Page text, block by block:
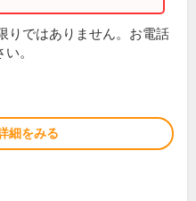
りではありません。お電話
。
細をみる